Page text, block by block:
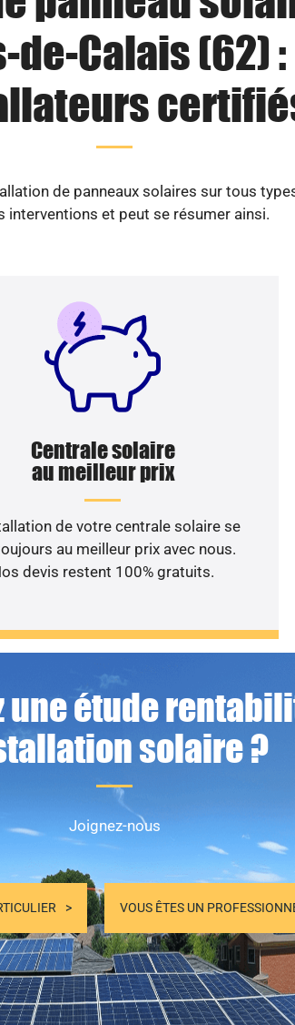
de-Calais (62) :
de panneaux solaires sur tous
interventions et peut se résumer ainsi.
Centrale solaire
au meilleur prix
de votre centrale solaire se
au meilleur prix avec nous.
devis restent 100% gratuits.
une étude
solaire ?
Joignez-nous
VOUS ÊTES UN